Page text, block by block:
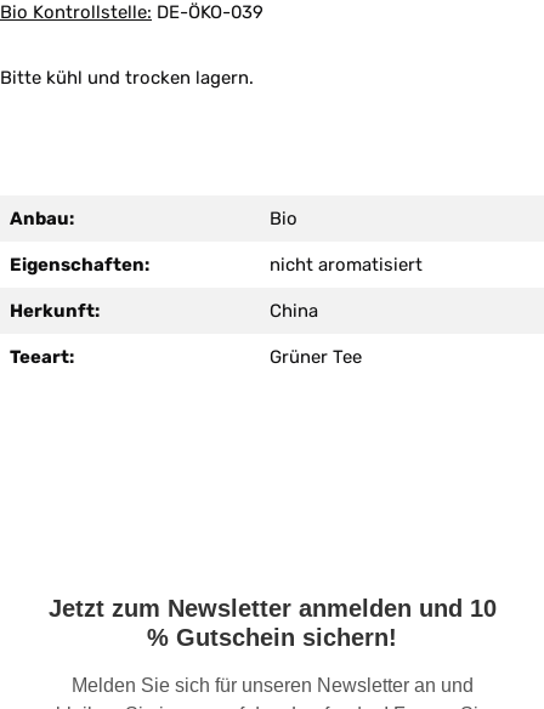
Bio Kontrollstelle: DE-ÖKO-039
Bitte kühl und trocken lagern.
Anbau: Bio
Eigenschaften: nicht aromatisiert
Herkunft: China
Teeart: Grüner Tee
Jetzt zum Newsletter anmelden und 10
% Gutschein sichern!
Melden Sie sich für unseren Newsletter an und